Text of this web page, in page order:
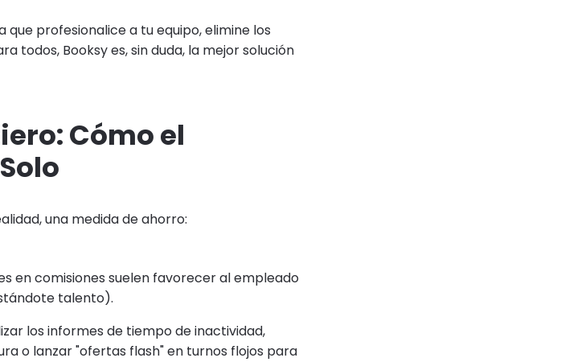
que profesionalice a tu equipo, elimine los
todos, Booksy es, sin duda, la mejor solución
Cómo el
una medida de ahorro:
en comisiones suelen favorecer al empleado
talento).
los informes de tiempo de inactividad,
o lanzar "ofertas flash" en turnos flojos para